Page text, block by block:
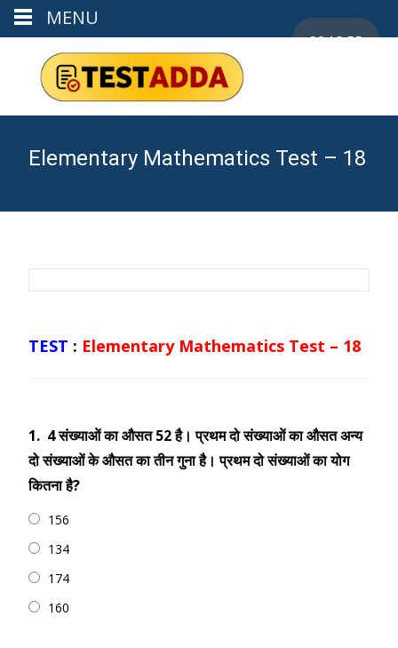
Elementary Mathematics Test – 18
00:19:55
TEST : Elementary Mathematics Test – 18
1. 4 संख्याओं का औसत 52 है। प्रथम दो संख्याओं का औसत अन्य
दो संख्याओं के औसत का तीन गुना है। प्रथम दो संख्याओं का योग
कितना है?
156
134
174
160
MENU